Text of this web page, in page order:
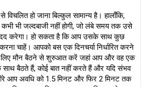
हो जाना बिल्कुल सामान्य है। हालाँकि,
भी जल्दबाजी नहीं होगी, जो लंबे समय तक उसे
करेगा। हो सकता है कि आप उसके साथ कुछ
चाहें। आपको बस एक दिनचर्या निर्धारित करने
मौन बैठने से शुरुआत करें जहां आप और वह एक
बैठते हैं, कोई बात नहीं करते हैं और यदि संभव
आप अवधि को 1.5 मिनट और फिर 2 मिनट तक